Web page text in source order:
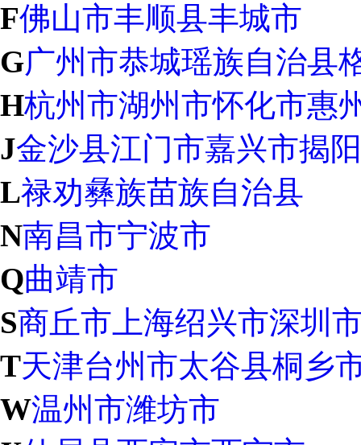
F佛山市丰顺县丰城市
G广州市恭城瑶族自治县
H杭州市湖州市怀化市惠
J金沙县江门市嘉兴市揭
L禄劝彝族苗族自治县
N南昌市宁波市
Q曲靖市
S商丘市 上海绍兴市深圳
T天津台州市太谷县桐乡
W温州市潍坊市